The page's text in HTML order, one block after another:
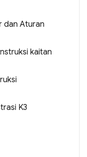
dan Aturan
kaitan
K3